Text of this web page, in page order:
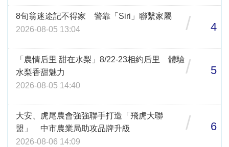
8旬翁迷途記不得家 警靠「Siri」聯繫家屬
2026-08-05 13:04
/ 4
「農情后里 甜在水梨」8/22-23相約后里 體驗
水梨香甜魅力
2026-08-05 14:40
/ 5
大安、虎尾農會強強聯手打造「飛虎大聯
盟」 中市農業局助攻品牌升級
2026-08-06 14:09
/ 6